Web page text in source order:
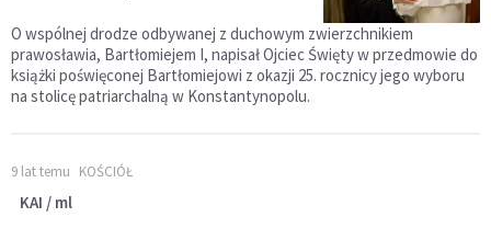
O wspólnej drodze odbywanej z duchowym zwierzchnikiem
prawosławia, Bartłomiejem I, napisał Ojciec Święty w przedmowie do
książki poświęconej Bartłomiejowi z okazji 25. rocznicy jego wyboru
na stolicę patriarchalną w Konstantynopolu.
9 lat temu KOŚCIÓŁ
KAI / ml